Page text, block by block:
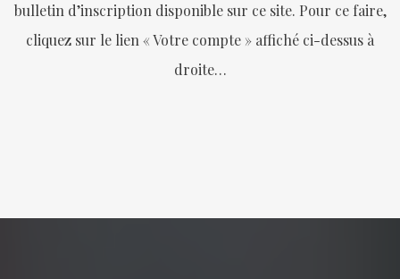
bulletin d’inscription disponible sur ce site. Pour ce faire,
cliquez sur le lien « Votre compte » affiché ci-dessus à
droite…